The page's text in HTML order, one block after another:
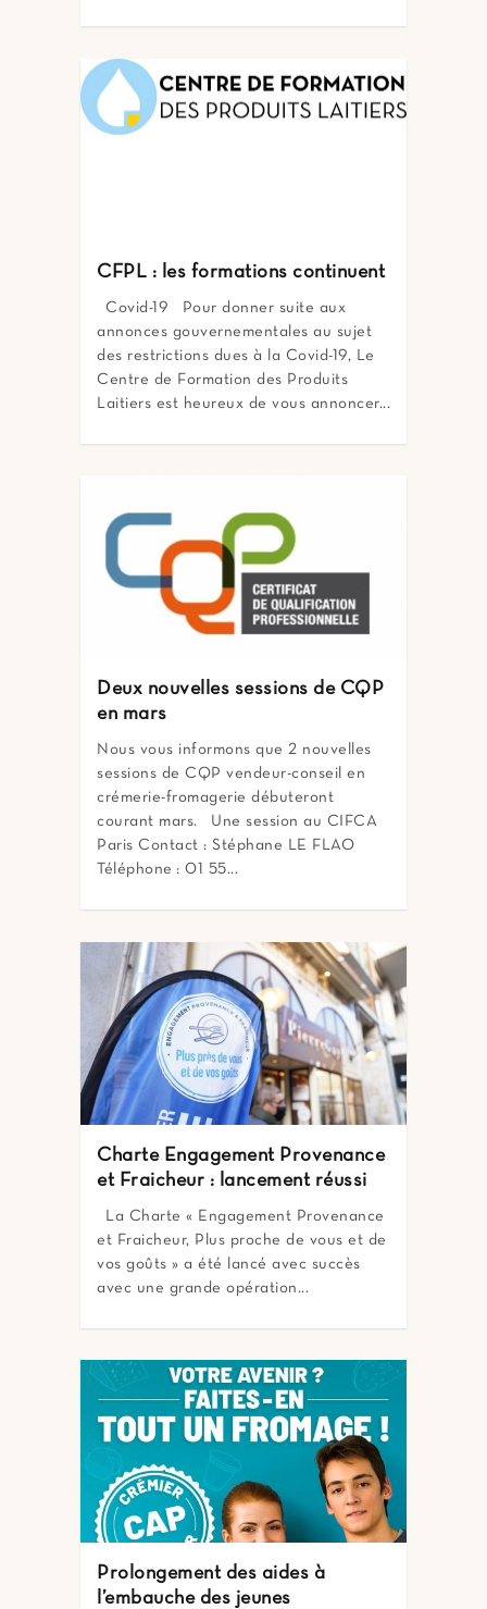
CFPL : les formations continuent
Covid-19 Pour donner suite aux
annonces gouvernementales au sujet
des restrictions dues à la Covid-19, Le
Centre de Formation des Produits
Laitiers est heureux de vous annoncer...
Deux nouvelles sessions de CQP
en mars
Nous vous informons que 2 nouvelles
sessions de CQP vendeur-conseil en
crémerie-fromagerie débuteront
courant mars. Une session au CIFCA
Paris Contact : Stéphane LE FLAO
Téléphone : 01 55...
Charte Engagement Provenance
et Fraicheur : lancement réussi
La Charte « Engagement Provenance
et Fraicheur, Plus proche de vous et de
vos goûts » a été lancé avec succès
avec une grande opération...
Prolongement des aides à
l’embauche des jeunes